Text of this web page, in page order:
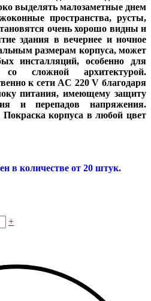
выделять малозаметные днем
пространства, русты,
очень хорошо видны и
здания в вечернее и ночное
размерам корпуса, может
инсталляций, особенно для
сложной архитектурой.
к сети AC 220 V благодаря
питания, имеющему защиту
и перепадов напряжения.
корпуса в любой цвет
в количестве от 20 штук.
+